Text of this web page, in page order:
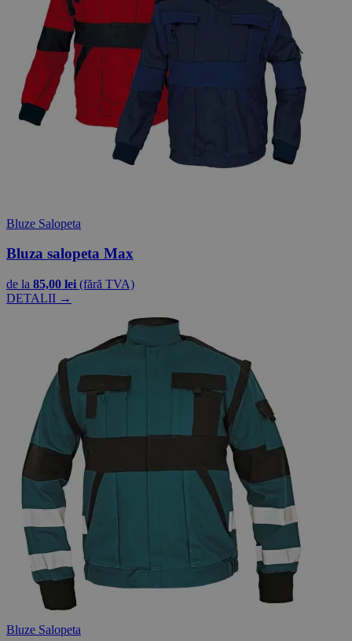
Bluze Salopeta
Bluza salopeta Max
de la 85,00 lei (fără TVA)
DETALII →
Bluze Salopeta